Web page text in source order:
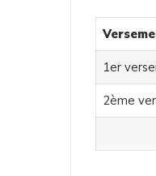
1er
2ème